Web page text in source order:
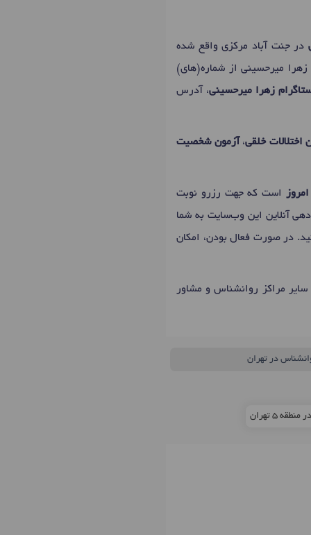
در جنت آباد مرکزی واقع شده
میرحسینی از شماره(های)
زهرا میرحسینی، آدرس
اختلالات خلقی، آزمون شخصیت
امروز
است که جهت رزرو نوبت
آنلاین این وب‌سایت به شما
در صورت فعال بودن، امکان
مراکز روانشناس و مشاور
در تهران
5 تهران